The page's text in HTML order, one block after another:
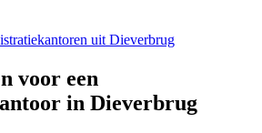
uit Dieverbrug
voor een
in Dieverbrug